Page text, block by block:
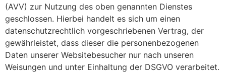
(AVV) zur Nutzung des oben genannten Dienstes
geschlossen. Hierbei handelt es sich um einen
datenschutzrechtlich vorgeschriebenen Vertrag, der
gewährleistet, dass dieser die personenbezogenen
Daten unserer Websitebesucher nur nach unseren
Weisungen und unter Einhaltung der DSGVO verarbeitet.